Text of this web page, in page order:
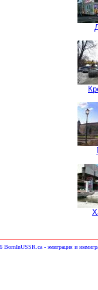
BornInUSSR.ca - эмиграция и